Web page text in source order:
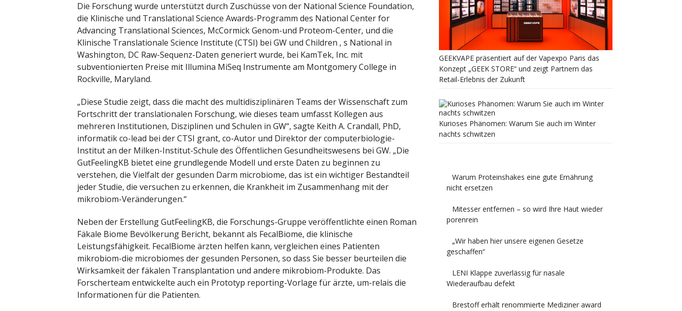
Die Forschung wurde unterstützt durch Zuschüsse von der National Science Foundation,
die Klinische und Translational Science Awards-Programm des National Center for
Advancing Translational Sciences, McCormick Genom-und Proteom-Center, und die
Klinische Translationale Science Institute (CTSI) bei GW und Children ‚ s National in
Washington, DC Raw-Sequenz-Daten generiert wurde, bei KamTek, Inc. mit
subventionierten Preise mit Illumina MiSeq Instrumente am Montgomery College in
Rockville, Maryland.
„Diese Studie zeigt, dass die macht des multidisziplinären Teams der Wissenschaft zum
Fortschritt der translationalen Forschung, wie dieses team umfasst Kollegen aus
mehreren Institutionen, Disziplinen und Schulen in GW“, sagte Keith A. Crandall, PhD,
informatik co-lead bei der CTSI grant, co-Autor und Direktor der computerbiologie-
Institut an der Milken-Institut-Schule des Öffentlichen Gesundheitswesens bei GW. „Die
GutFeelingKB bietet eine grundlegende Modell und erste Daten zu beginnen zu
verstehen, die Vielfalt der gesunden Darm microbiome, das ist ein wichtiger Bestandteil
jeder Studie, die versuchen zu erkennen, die Krankheit im Zusammenhang mit der
mikrobiom-Veränderungen.“
Neben der Erstellung GutFeelingKB, die Forschungs-Gruppe veröffentlichte einen Roman
Fäkale Biome Bevölkerung Bericht, bekannt als FecalBiome, die klinische
Leistungsfähigkeit. FecalBiome ärzten helfen kann, vergleichen eines Patienten
mikrobiom-die microbiomes der gesunden Personen, so dass Sie besser beurteilen die
Wirksamkeit der fäkalen Transplantation und andere mikrobiom-Produkte. Das
Forscherteam entwickelte auch ein Prototyp reporting-Vorlage für ärzte, um-relais die
Informationen für die Patienten.
GEEKVAPE präsentiert auf der Vapexpo Paris das
Konzept „GEEK STORE“ und zeigt Partnern das
Retail-Erlebnis der Zukunft
Kurioses Phänomen: Warum Sie auch im Winter
nachts schwitzen
Warum Proteinshakes eine gute Ernährung
nicht ersetzen
Mitesser entfernen – so wird Ihre Haut wieder
porenrein
„Wir haben hier unsere eigenen Gesetze
geschaffen“
LENI Klappe zuverlässig für nasale
Wiederaufbau defekt
Brestoff erhält renommierte Mediziner award